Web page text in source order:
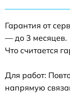
Гарантия от
— до 3 месяцев.
Что считается
Для работ:
напрямую